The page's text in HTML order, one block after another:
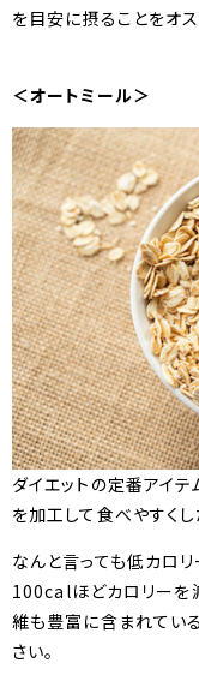
を目安に摂ることをオス
＜オートミール＞
ダイエットの定番アイ
を加工して食べやすくし
なんと言っても低カロ
100calほどカロリーを
維も豊富に含まれてい
さい。